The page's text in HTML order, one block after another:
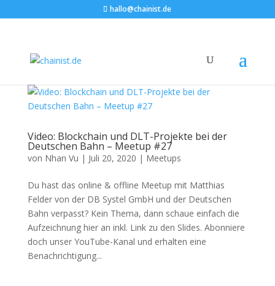
hallo@chainist.de
Video: Blockchain und DLT-Projekte bei der
Deutschen Bahn – Meetup #27
von Nhan Vu | Juli 20, 2020 | Meetups
Du hast das online & offline Meetup mit Matthias
Felder von der DB Systel GmbH und der Deutschen
Bahn verpasst? Kein Thema, dann schaue einfach die
Aufzeichnung hier an inkl. Link zu den Slides. Abonniere
doch unser YouTube-Kanal und erhalten eine
Benachrichtigung...